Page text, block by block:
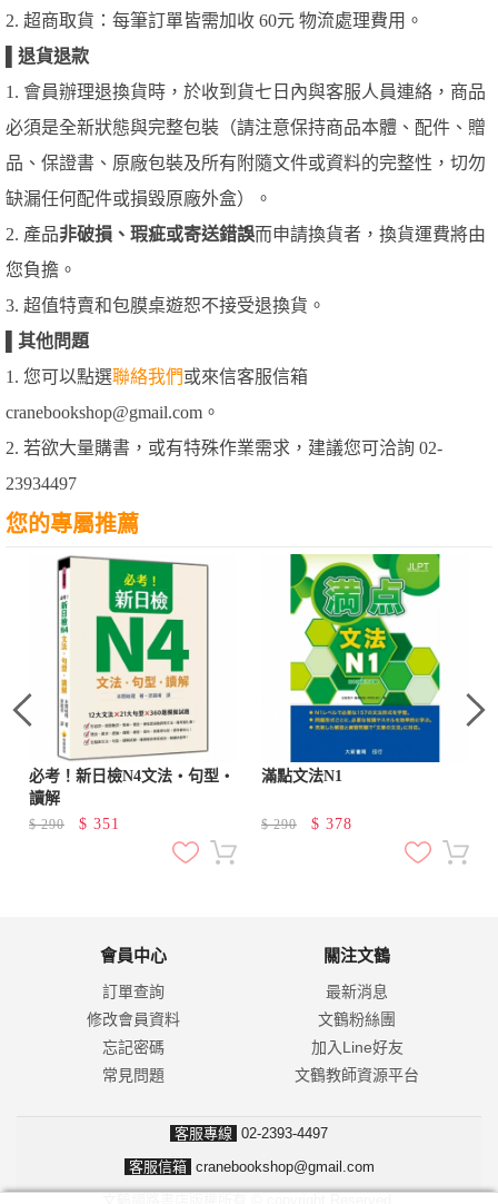
2. 超商取貨：每筆訂單皆需加收 60元 物流處理費用。
退貨退款
1. 會員辦理退換貨時，於收到貨七日內與客服人員連絡，商品
必須是全新狀態與完整包裝（請注意保持商品本體、配件、贈
品、保證書、原廠包裝及所有附隨文件或資料的完整性，切勿
缺漏任何配件或損毀原廠外盒）。
2. 產品非破損、瑕疵或寄送錯誤而申請換貨者，換貨運費將由
您負擔。
3. 超值特賣和包膜桌遊恕不接受退換貨。
其他問題
1. 您可以點選聯絡我們或來信客服信箱
cranebookshop@gmail.com。
2. 若欲大量購書，或有特殊作業需求，建議您可洽詢 02-
23934497
您的專屬推薦
必考！新日檢N4文法‧句型‧
讀解
$290 $ 351
滿點文法N1
$290 $ 378
會員中心
訂單查詢
修改會員資料
忘記密碼
常見問題
關注文鶴
最新消息
文鶴粉絲團
加入Line好友
文鶴教師資源平台
客服專線 02-2393-4497
客服信箱 cranebookshop@gmail.com